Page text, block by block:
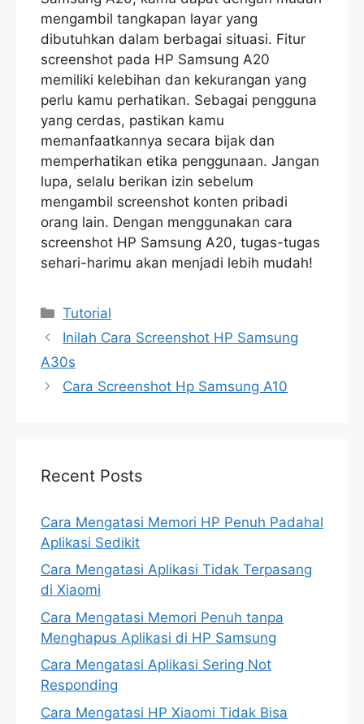
mengambil tangkapan layar yang
dibutuhkan dalam berbagai situasi. Fitur
screenshot pada HP Samsung A20
memiliki kelebihan dan kekurangan yang
perlu kamu perhatikan. Sebagai pengguna
yang cerdas, pastikan kamu
memanfaatkannya secara bijak dan
memperhatikan etika penggunaan. Jangan
lupa, selalu berikan izin sebelum
mengambil screenshot konten pribadi
orang lain. Dengan menggunakan cara
screenshot HP Samsung A20, tugas-tugas
sehari-harimu akan menjadi lebih mudah!
Categories
Tutorial
Inilah Cara Screenshot HP Samsung
A30s
Cara Screenshot Hp Samsung A10
Recent Posts
Cara Mengatasi Memori HP Penuh Padahal
Aplikasi Sedikit
Cara Mengatasi Aplikasi Tidak Terpasang
di Xiaomi
Cara Mengatasi Memori Penuh tanpa
Menghapus Aplikasi di HP Samsung
Cara Mengatasi Aplikasi Sering Not
Responding
Cara Mengatasi HP Xiaomi Tidak Bisa